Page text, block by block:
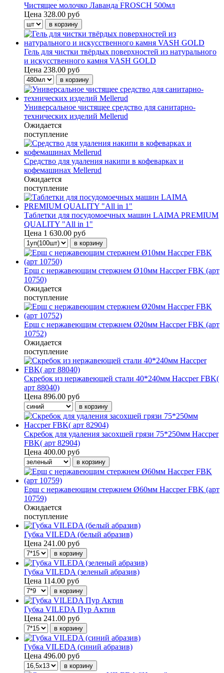
Чистящее молочко Лаванда FROSCH 500мл
Цена 328.00 руб
Гель для чистки твёрдых поверхностей из натурального
и искусственного камня VASH GOLD
Цена 238.00 руб
Универсальное чистящее средство для санитарно-
технических изделий Mellerud
Ожидается
поступление
Средство для удаления накипи в кофеварках и
кофемашинах Mellerud
Ожидается
поступление
Таблетки для посудомоечных машин LAIMA PREMIUM
QUALITY "All in 1"
Цена 1 630.00 руб
Ерш с нержавеющим стержнем Ø10мм Haccper FBK (арт
10750)
Ожидается
поступление
Ерш с нержавеющим стержнем Ø20мм Haccper FBK (арт
10752)
Ожидается
поступление
Скребок из нержавеющей стали 40*240мм Haccper FBK(
арт 88040)
Цена 896.00 руб
Скребок для удаления засохшей грязи 75*250мм Haccper
FBK( арт 82904)
Цена 400.00 руб
Ерш с нержавеющим стержнем Ø60мм Haccper FBK (арт
10759)
Ожидается
поступление
Губка VILEDA (белый абразив)
Цена 241.00 руб
Губка VILEDA (зеленый абразив)
Цена 114.00 руб
Губка VILEDA Пур Актив
Цена 241.00 руб
Губка VILEDA (синий абразив)
Цена 496.00 руб